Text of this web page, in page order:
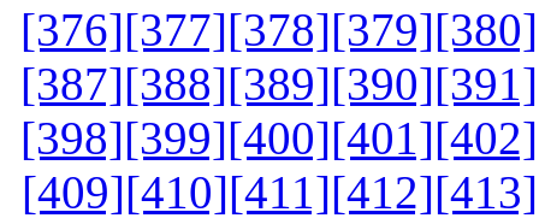
[376][377][378][379][380]
[387][388][389][390][391]
[398][399][400][401][402]
[409][410][411][412][413]